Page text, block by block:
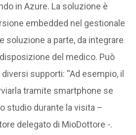
in Azure. La soluzione è
embedded nel gestionale
soluzione a parte, da integrare
del medico. Può
supporti: “Ad esempio, il
tramite smartphone se
studio durante la visita –
delegato di MioDottore -.